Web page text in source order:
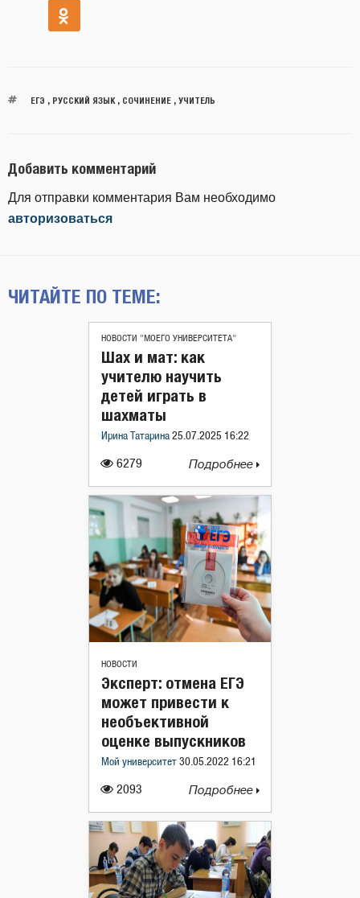
ЕГЭ РУССКИЙ ЯЗЫК, СОЧИНЕНИЕ, УЧИТЕЛЬ
Добавить комментарий
Для отправки комментария Вам необходимо
авторизоваться
ЧИТАЙТЕ ПО ТЕМЕ:
НОВОСТИ "МОЕГО УНИВЕРСИТЕТА"
6279
Шах и мат: как
учителю научить
детей играть в
шахматы
Ирина Татарина 25.07.2025 16:22
Подробнее
НОВОСТИ
2093
Эксперт: отмена ЕГЭ
может привести к
необъективной
оценке выпускников
Мой университет 30.05.2022 16:21
Подробнее